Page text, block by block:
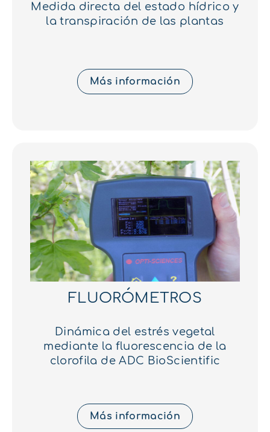
Medida directa del estado hídrico y
la transpiración de las plantas
Más información
FLUORÓMETROS
Dinámica del estrés vegetal
mediante la fluorescencia de la
clorofila de ADC BioScientific
Más información